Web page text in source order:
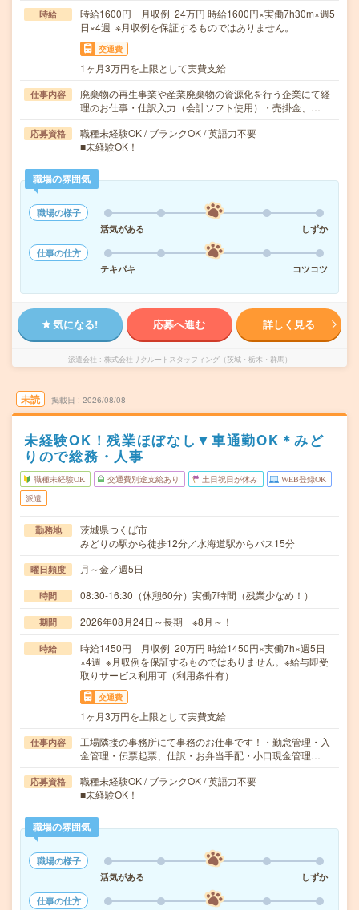
時給
時給1600円 月収例 24万円 時給1600円×実働7h30m×週5
日×4週 ※月収例を保証するものではありません。
交通費
1ヶ月3万円を上限として実費支給
仕事内容
廃棄物の再生事業や産業廃棄物の資源化を行う企業にて経
理のお仕事・仕訳入力（会計ソフト使用）・売掛金、…
応募資格
職種未経験OK / ブランクOK / 英語力不要
■未経験OK！
職場の雰囲気
職場の様子
活気がある
しずか
仕事の仕方
テキパキ
コツコツ
気になる! 応募へ進む 詳しく見る
派遣会社 株式会社リクルートスタッフィング（茨城・栃木・群馬）
未読 掲載日 2026/08/08
未経験OK！残業ほぼなし▼車通勤OK＊みど
りので総務・人事
職種未経験OK 交通費別途支給あり 土日祝日が休み WEB登録OK
派遣
勤務地
茨城県つくば市
みどりの駅から徒歩12分／水海道駅からバス15分
曜日頻度 月～金／週5日
時間 08:30-16:30（休憩60分）実働7時間（残業少なめ！）
期間 2026年08月24日～長期 ※8月～！
時給
時給1450円 月収例 20万円 時給1450円×実働7h×週5日
×4週 ※月収例を保証するものではありません。※給与即受
取りサービス利用可（利用条件有）
交通費
1ヶ月3万円を上限として実費支給
仕事内容
工場隣接の事務所にて事務のお仕事です！・勤怠管理・入
金管理・伝票起票、仕訳・お弁当手配・小口現金管理…
応募資格
職種未経験OK / ブランクOK / 英語力不要
■未経験OK！
職場の雰囲気
職場の様子
活気がある
しずか
仕事の仕方